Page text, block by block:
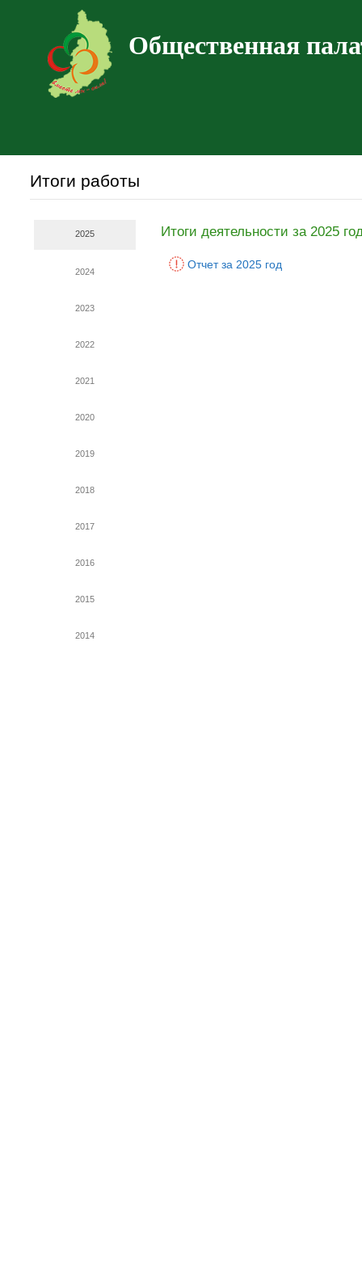
Общественная
Итоги работы
2025
2024
2023
2022
2021
2020
2019
2018
2017
2016
2015
2014
Итоги деятельности за 2025
Отчет за 2025 год